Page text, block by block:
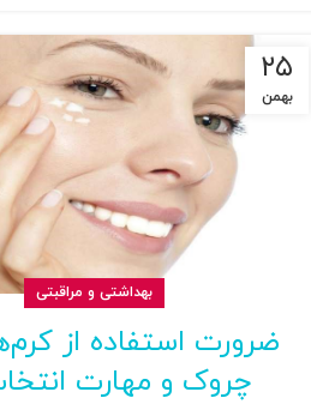
۲۵
بهمن
بهداشتی و مراقبتی
ضرورت استفاده از
چروک و مهارت